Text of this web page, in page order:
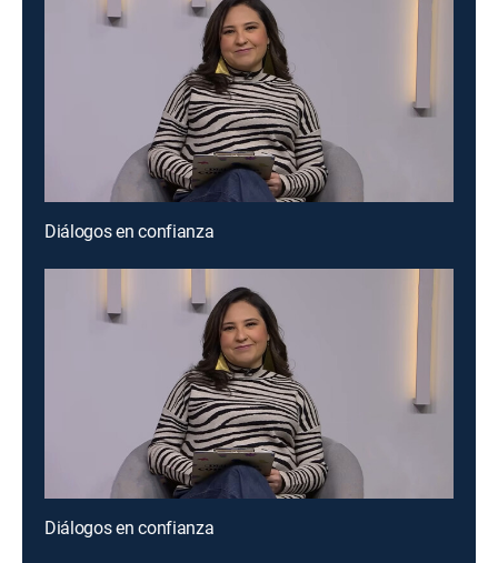
Diálogos en confianza
Diálogos en confianza